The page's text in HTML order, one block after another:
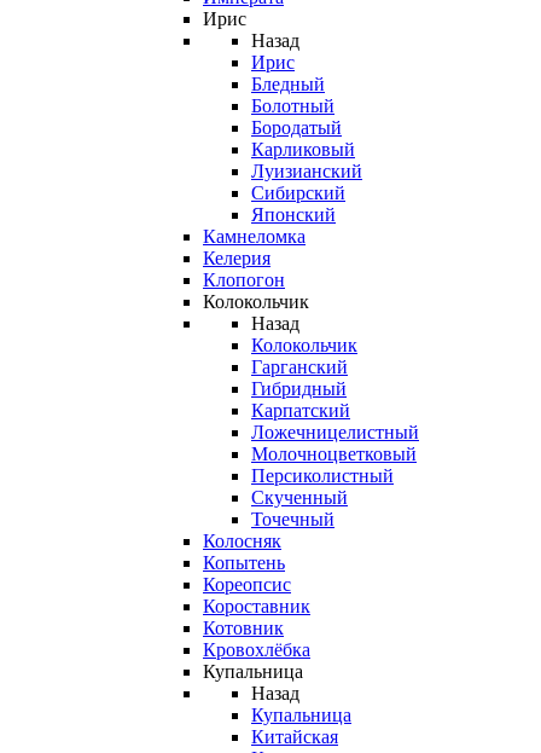
Ирис
Назад
Ирис
Бледный
Болотный
Бородатый
Карликовый
Луизианский
Сибирский
Японский
Камнеломка
Келерия
Клопогон
Колокольчик
Назад
Колокольчик
Гарганский
Гибридный
Карпатский
Ложечницелистный
Молочноцветковый
Персиколистный
Скученный
Точечный
Колосняк
Копытень
Кореопсис
Короставник
Котовник
Кровохлёбка
Купальница
Назад
Купальница
Китайская